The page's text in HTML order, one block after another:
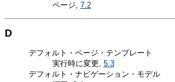
ページ, 7.2
D
デフォルト・ページ・テンプレート
実行時に変更, 5.3
デフォルト・ナビゲーション・モデル